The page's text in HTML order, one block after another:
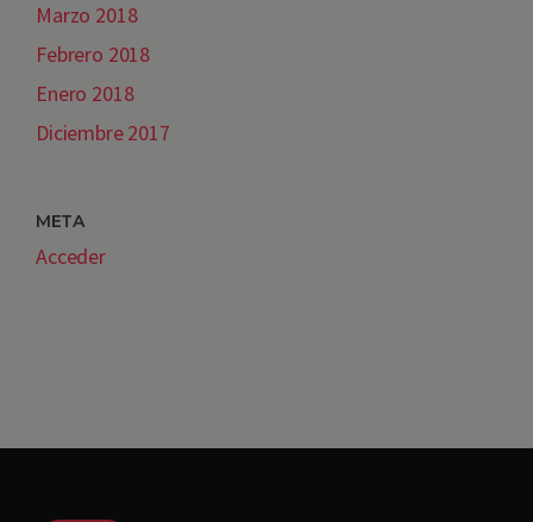
Marzo 2018
Febrero 2018
Enero 2018
Diciembre 2017
META
Acceder